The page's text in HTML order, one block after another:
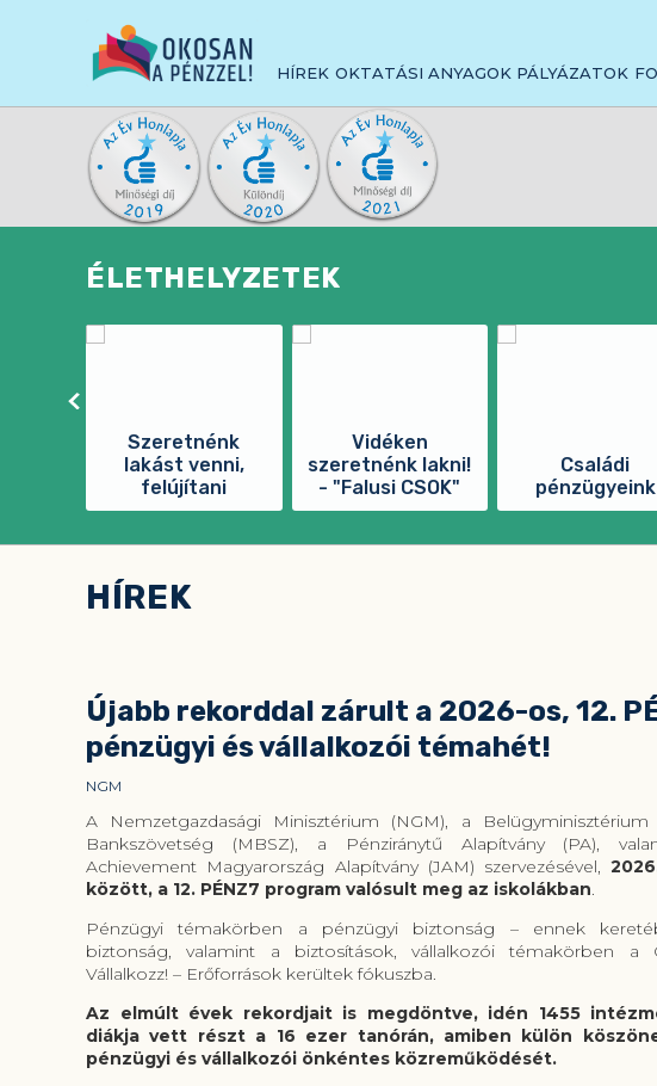
KERESÉSHEZ
TARTALOMHOZ
menü
HÍREK OKTATÁSI ANYAGOK PÁLYÁZATOK
ÉLETHELYZETEK
Szeretnénk
lakást venni,
felújítani
Vidéken
szeretnénk lakni!
- "Falusi CSOK"
Családi
pénzügyeink
rész
kezdete
HÍREK
Újabb rekorddal zárult a 2026-os, 12.
pénzügyi és vállalkozói témahét!
NGM
A Nemzetgazdasági Minisztérium (NGM), a Belügyminisztérium
Bankszövetség (MBSZ), a Pénziránytű Alapítvány (PA),
Achievement Magyarország Alapítvány (JAM) szervezésével,
között, a 12. PÉNZ7 program valósult meg az iskolákban.
Pénzügyi témakörben a pénzügyi biztonság – ennek
biztonság, valamint a biztosítások, vállalkozói témakörben a
Vállalkozz! – Erőforrások kerültek fókuszba.
Az elmúlt évek rekordjait is megdöntve, idén 1455
diákja vett részt a 16 ezer tanórán, amiben külön
pénzügyi és vállalkozói önkéntes közreműködését.